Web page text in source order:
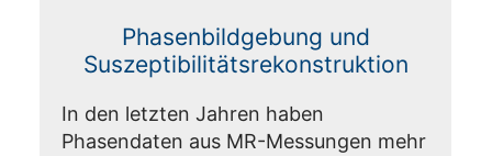
Phasenbildgebung und
Suszeptibilitätsrekonstruktion
In den letzten Jahren haben
Phasendaten aus MR-Messungen mehr